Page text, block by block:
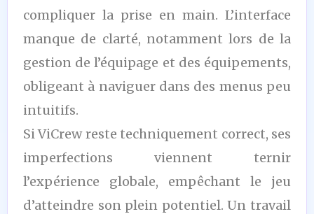
compliquer la prise en main. L’interface
manque de clarté, notamment lors de la
gestion de l’équipage et des équipements,
obligeant à naviguer dans des menus peu
intuitifs.
Si ViCrew reste techniquement correct, ses
imperfections viennent ternir
l’expérience globale, empêchant le jeu
d’atteindre son plein potentiel. Un travail